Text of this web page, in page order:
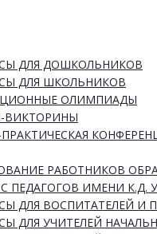
ДЛЯ ДОШКОЛЬНИКОВ
ДЛЯ ШКОЛЬНИКОВ
ОЛИМПИАДЫ
ВИКТОРИНЫ
РАБОТНИКОВ
ПЕДАГОГОВ ИМЕНИ К.Д.
ДЛЯ ВОСПИТАТЕЛЕЙ И
ДЛЯ УЧИТЕЛЕЙ